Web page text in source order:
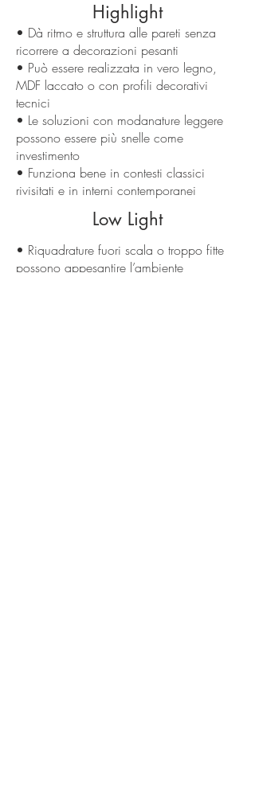
Highlight
• Dà ritmo e struttura alle pareti senza
ricorrere a decorazioni pesanti
• Può essere realizzata in vero legno,
MDF laccato o con profili decorativi
tecnici
• Le soluzioni con modanature leggere
possono essere più snelle come
investimento
• Funziona bene in contesti classici
rivisitati e in interni contemporanei
Low Light
• Riquadrature fuori scala o troppo fitte
possono appesantire l’ambiente